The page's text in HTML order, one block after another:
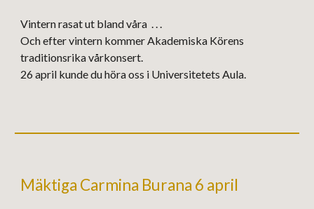
Vintern rasat ut bland våra . . .
Och efter vintern kommer Akademiska Körens
traditionsrika vårkonsert.
26 april kunde du höra oss i Universitetets Aula.
Mäktiga Carmina Burana 6 april